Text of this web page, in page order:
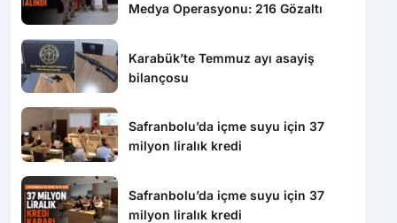
Medya Operasyonu: 216 Gözaltı
Karabük’te Temmuz ayı asayiş
bilançosu
Safranbolu’da içme suyu için 37
milyon liralık kredi
Safranbolu’da içme suyu için 37
milyon liralık kredi